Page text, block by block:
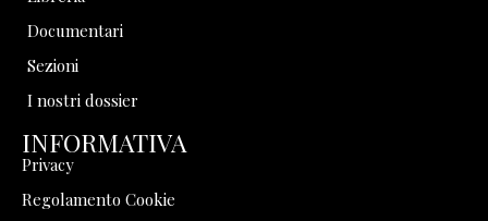
Documentari
Sezioni
I nostri dossier
INFORMATIVA
Privacy
Regolamento Cookie